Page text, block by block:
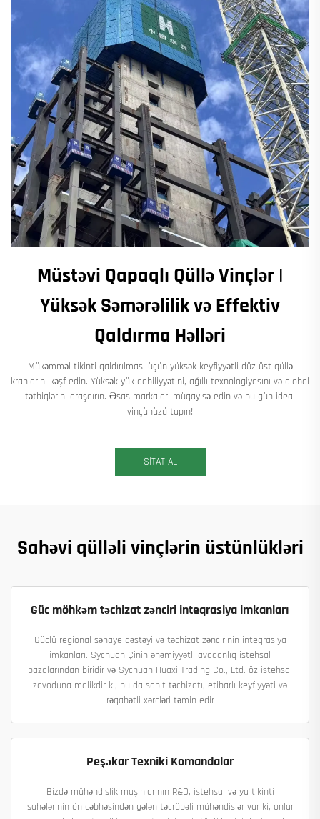
Müstəvi Qapaqlı Qüllə Vinçlər |
Yüksək Səmərəlilik və Effektiv
Qaldırma Həlləri
Mükəmməl tikinti qaldırılması üçün yüksək keyfiyyətli düz üst qüllə
kranlarını kəşf edin. Yüksək yük qabiliyyətini, ağıllı texnologiyasını və qlobal
tətbiqlərini araşdırın. Əsas markaları müqayisə edin və bu gün ideal
vinçünüzü tapın!
SİTAT AL
Sahəvi qülləli vinçlərin üstünlükləri
Güc möhkəm təchizat zənciri inteqrasiya imkanları
Güclü regional sənaye dəstəyi və təchizat zəncirinin inteqrasiya
imkanları. Sychuan Çinin əhəmiyyətli avadanlıq istehsal
bazalarından biridir və Sychuan Huaxi Trading Co., Ltd. öz istehsal
zavoduna malikdir ki, bu da sabit təchizatı, etibarlı keyfiyyəti və
rəqabətli xərcləri təmin edir
Peşəkar Texniki Komandalar
Bizdə mühəndislik maşınlarının R&D, istehsal və ya tikinti
sahələrinin ön cəbhəsindən gələn təcrübəli mühəndislər var ki, onlar